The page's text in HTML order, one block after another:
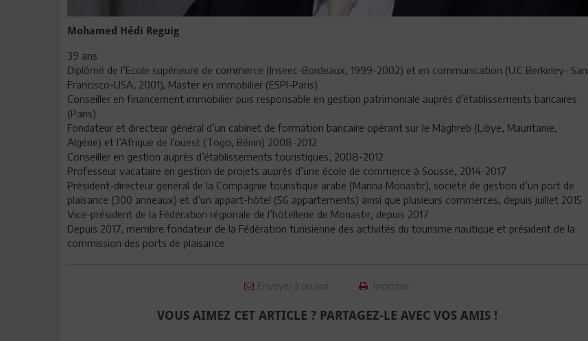
Mohamed Hédi Reguig
39 ans
Diplômé de l’Ecole supérieure de commerce (Inseec-Bordeaux, 1999-2002) et en communication (U.C Berkeley- San
Francisco-USA, 2001), Master en immobilier (ESPI-Paris)
Conseiller en financement immobilier puis responsable en gestion patrimoniale auprès d’établissements bancaires
(Paris)
Fondateur et directeur général d’un cabinet de formation bancaire opérant sur le Maghreb (Libye, Mauritanie,
Algérie) et l’Afrique de l’ouest (Togo, Bénin) 2008-2012
Conseiller en gestion auprès d’établissements touristiques, 2008-2012
Professeur vacataire en gestion de projets auprès d’une école de commerce à Sousse, 2014-2017
Président-directeur général de la Compagnie touristique arabe (Marina Monastir), société de gestion d’un port de
plaisance (300 anneaux) et d’un appart-hôtel (56 appartements) ainsi que plusieurs commerces, depuis juillet 2015
Vice-président de la Fédération régionale de l’hôtellerie de Monastir, depuis 2017
Depuis 2017, membre fondateur de la Fédération tunisienne des activités du tourisme nautique et président de la
commission des ports de plaisance
Envoyer à un ami Imprimer
VOUS AIMEZ CET ARTICLE ? PARTAGEZ-LE AVEC VOS AMIS !